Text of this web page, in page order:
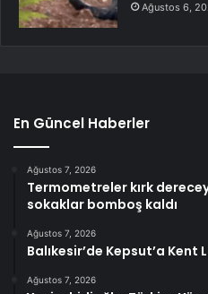
Ağustos 6,
En Güncel Haberler
Ağustos 7, 2026
Termometreler kırk
sokaklar bomboş kaldı
Ağustos 7, 2026
Balıkesir’de Kepsut’a
Ağustos 7, 2026